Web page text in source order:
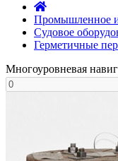
Промышленное и
Судовое
Герметичные
Многоуровневая